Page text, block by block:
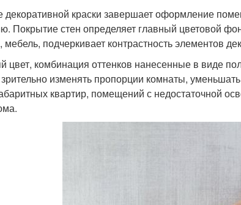
декоративной краски завершает оформление
Покрытие стен определяет главный цветовой
мебель, подчеркивает контрастность элементов
цвет, комбинация оттенков нанесенные в виде
изменять пропорции комнаты,
квартир, помещений с недостаточной